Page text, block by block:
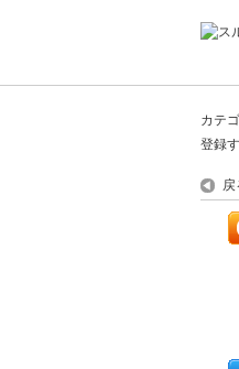
カテ
登録
戻